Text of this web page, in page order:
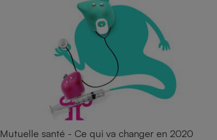
Mutuelle santé - Ce qui va changer en 2020